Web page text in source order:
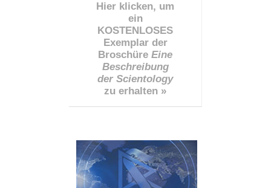
Hier klicken, um
ein
KOSTENLOSES
Exemplar der
Broschüre Eine
Beschreibung
der Scientology
zu erhalten »